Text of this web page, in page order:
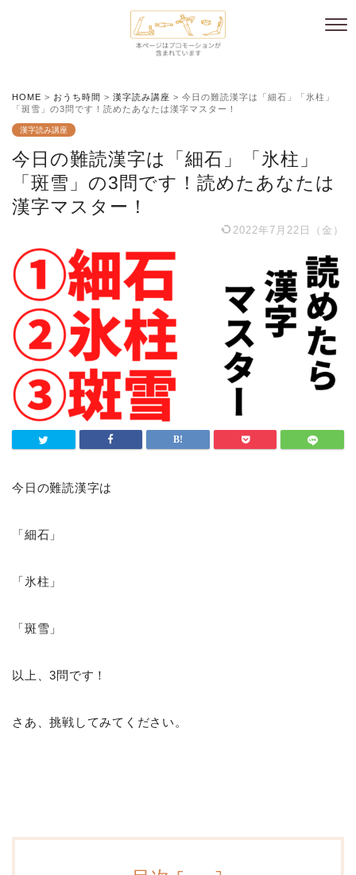
HOME > おうち時間 > 漢字読み講座 > 今日の難読漢字は「細石」「氷柱」
「斑雪」の3問です！読めたあなたは漢字マスター！
漢字読み講座
今日の難読漢字は「細石」「氷柱」
「斑雪」の3問です！読めたあなたは
漢字マスター！
2022年7月22日（金）
今日の難読漢字は
「細石」
「氷柱」
「斑雪」
以上、3問です！
さあ、挑戦してみてください。